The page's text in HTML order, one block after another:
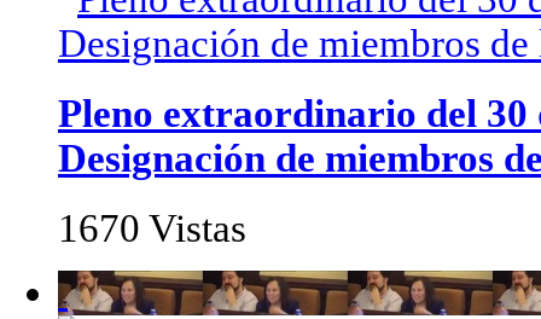
Pleno extraordinario del 30
Designación de miembros
1670 Vistas